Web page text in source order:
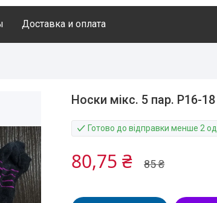
Доставка и оплата
Носки мікс. 5 пар. Р16-18
Готово до відправки менше 2 од.
85 ₴
80,75 ₴